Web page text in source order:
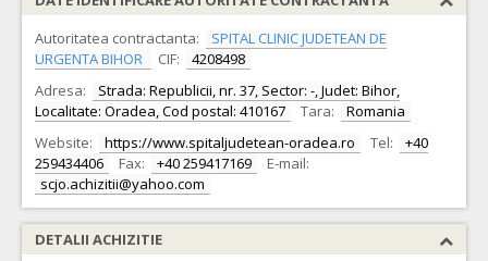
Autoritatea contractanta:
SPITAL CLINIC JUDETEAN DE
URGENTA BIHOR
CIF:
4208498
Adresa:
Strada: Republicii, nr. 37, Sector: -, Judet: Bihor,
Localitate: Oradea, Cod postal: 410167
Tara:
Romania
Website:
https://www.spitaljudetean-oradea.ro Tel:
+40
259434406
Fax: +40 259417169
E-mail:
scjo.achizitii@yahoo.com
DETALII ACHIZITIE